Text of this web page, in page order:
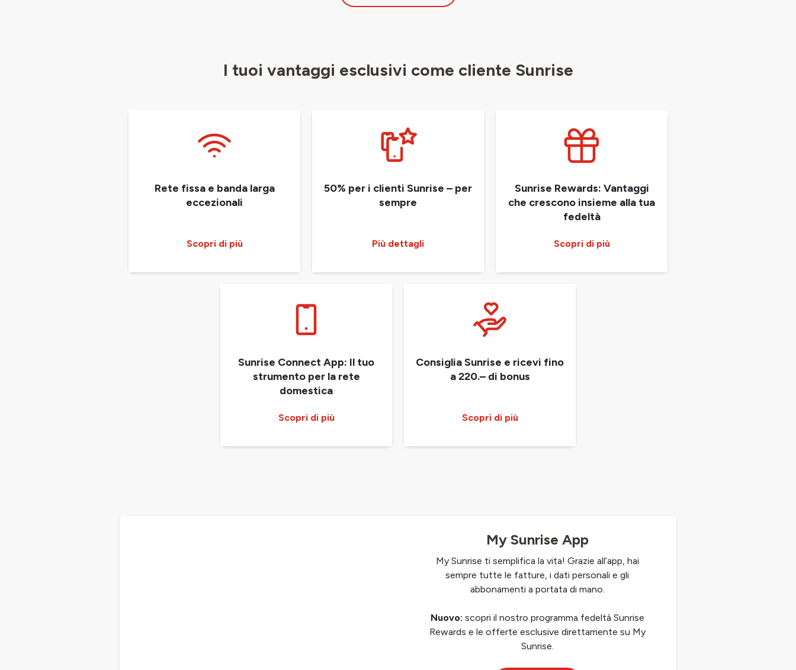
I tuoi vantaggi esclusivi come cliente Sunrise
Rete fissa e banda larga
eccezionali
Scopri di più
50% per i clienti Sunrise – per
sempre
Più dettagli
Sunrise Rewards: Vantaggi
che crescono insieme alla tua
fedeltà
Scopri di più
Sunrise Connect App: Il tuo
strumento per la rete
domestica
Scopri di più
Consiglia Sunrise e ricevi fino
a 220.– di bonus
Scopri di più
My Sunrise App
My Sunrise ti semplifica la vita! Grazie all’app, hai
sempre tutte le fatture, i dati personali e gli
abbonamenti a portata di mano.
Nuovo: scopri il nostro programma fedeltà Sunrise
Rewards e le offerte esclusive direttamente su My
Sunrise.